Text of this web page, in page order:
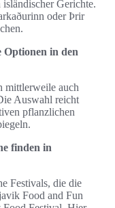
Gerichte.
oder Þrir
Optionen in den
mittlerweile auch
Auswahl reicht
pflanzlichen
finden in
Festivals, die die
Food and Fun